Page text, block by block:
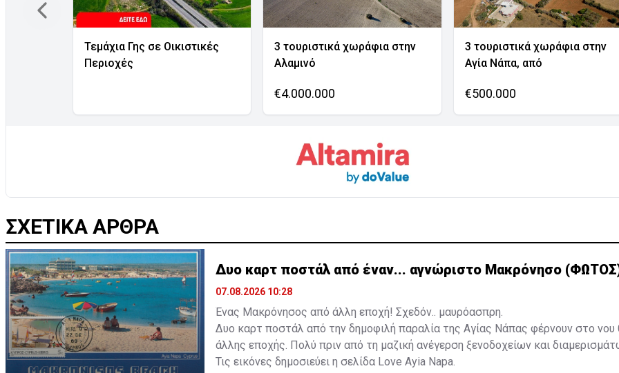
Τεμάχια Γης σε Οικιστικές
Περιοχές
3 τουριστικά χωράφια στην
Αλαμινό
€4.000.000
3 τουριστικά χωράφια στην
Αγία Νάπα, από
€500.000
ΣΧΕΤΙΚΑ ΑΡΘΡΑ
Δυο καρτ ποστάλ από έναν... αγνώριστο Μακρόνησο
07.08.2026 10:28
Ένας Μακρόνησος από άλλη εποχή! Σχεδόν.. μαυρόασπρη.
Δυο καρτ ποστάλ από την δημοφιλή παραλία της Αγίας Νάπας φέρνουν στο νου
άλλης εποχής. Πολύ πριν από τη μαζική ανέγερση ξενοδοχείων και
Τις εικόνες δημοσιεύει η σελίδα Love Ayia Napa.